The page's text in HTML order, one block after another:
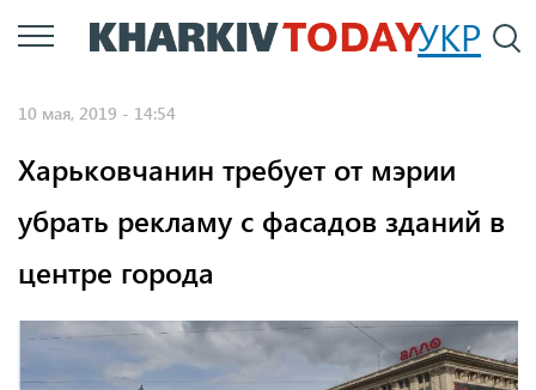
Перейти
к
УКР
10 мая, 2019 - 14:54
Харьковчанин требует от мэрии
убрать рекламу с фасадов зданий в
центре города